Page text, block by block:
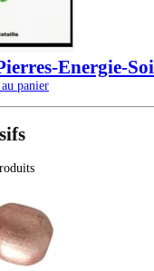
Energie-
panier